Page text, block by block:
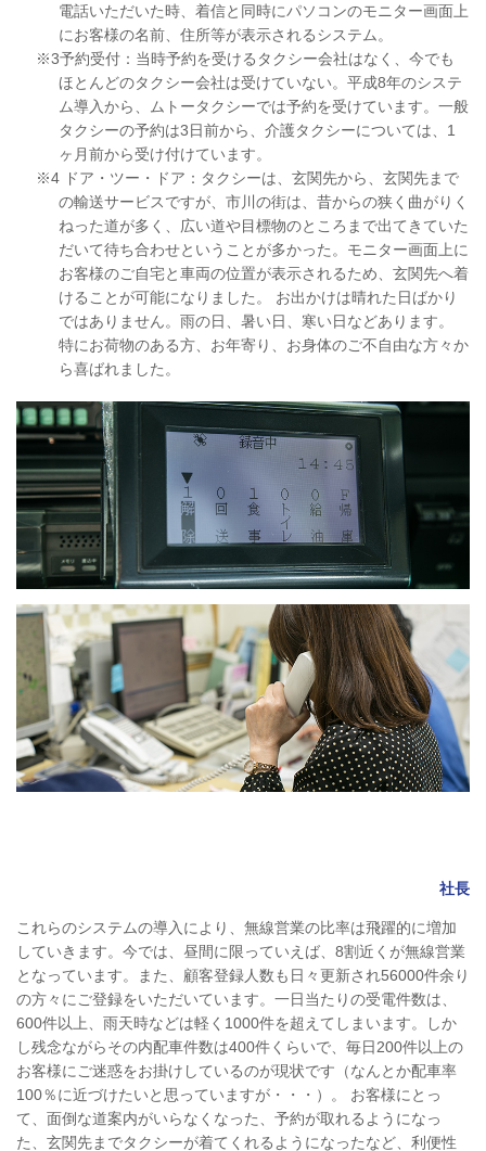
電話いただいた時、着信と同時にパソコンのモニター画面上
にお客様の名前、住所等が表示されるシステム。
※3予約受付：当時予約を受けるタクシー会社はなく、今でも
ほとんどのタクシー会社は受けていない。平成8年のシステ
ム導入から、ムトータクシーでは予約を受けています。一般
タクシーの予約は3日前から、介護タクシーについては、1
ヶ月前から受け付けています。
※4 ドア・ツー・ドア：タクシーは、玄関先から、玄関先まで
の輸送サービスですが、市川の街は、昔からの狭く曲がりく
ねった道が多く、広い道や目標物のところまで出てきていた
だいて待ち合わせということが多かった。モニター画面上に
お客様のご自宅と車両の位置が表示されるため、玄関先へ着
けることが可能になりました。 お出かけは晴れた日ばかり
ではありません。雨の日、暑い日、寒い日などあります。
特にお荷物のある方、お年寄り、お身体のご不自由な方々か
ら喜ばれました。
社長
これらのシステムの導入により、無線営業の比率は飛躍的に増加
していきます。今では、昼間に限っていえば、8割近くが無線営業
となっています。また、顧客登録人数も日々更新され56000件余り
の方々にご登録をいただいています。一日当たりの受電件数は、
600件以上、雨天時などは軽く1000件を超えてしまいます。しか
し残念ながらその内配車件数は400件くらいで、毎日200件以上の
お客様にご迷惑をお掛けしているのが現状です（なんとか配車率
100％に近づけたいと思っていますが・・・）。 お客様にとっ
て、面倒な道案内がいらなくなった、予約が取れるようになっ
た、玄関先までタクシーが着てくれるようになったなど、利便性